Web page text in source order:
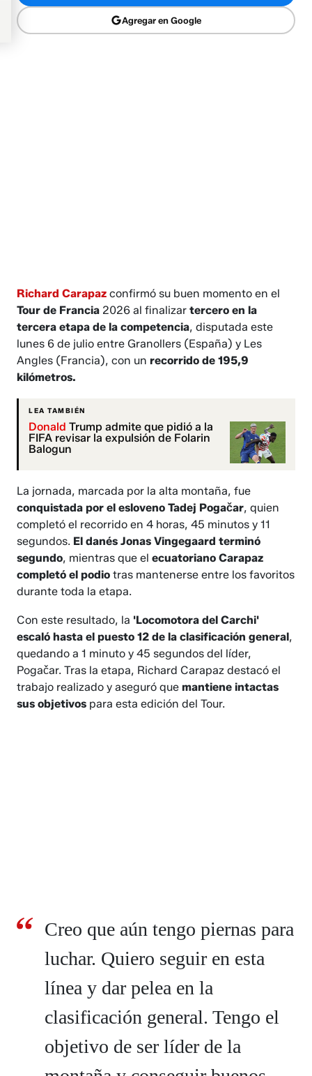
Agregar en Google
Richard Carapaz confirmó su buen momento en el
Tour de Francia 2026 al finalizartercero en la
tercera etapa de la competencia, disputada este
lunes 6 de julio entre Granollers (España) y Les
Angles (Francia), con unrecorrido de 195,9
kilómetros.
LEA TAMBIÉN
Donald Trump admite que pidió a la
FIFA revisar la expulsión de Folarin
Balogun
La jornada, marcada por la alta montaña, fue
conquistada por el esloveno Tadej Pogačar, quien
completó el recorrido en 4 horas, 45 minutos y 11
segundos. El danés Jonas Vingegaard terminó
segundo, mientras que elecuatoriano Carapaz
completó el podio tras mantenerse entre los favoritos
durante toda la etapa.
Con este resultado, la 'Locomotora del Carchi'
escaló hasta el puesto 12 de la clasificación general,
quedando a 1 minuto y 45 segundos del líder,
Pogačar. Tras la etapa, Richard Carapaz destacó el
trabajo realizado y aseguró quemantiene intactas
sus objetivos para esta edición del Tour.
Creo que aún tengo piernas para
luchar. Quiero seguir en esta
línea y dar pelea en la
clasificación general. Tengo el
objetivo de ser líder de la